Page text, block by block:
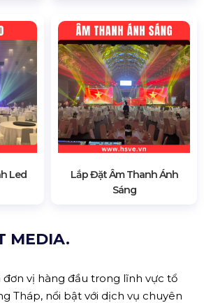
Led
Lắp Đặt Âm Thanh Ánh
Sáng
MEDIA.
đơn vị hàng đầu trong lĩnh vực tổ
Tháp, nổi bật với dịch vụ chuyên